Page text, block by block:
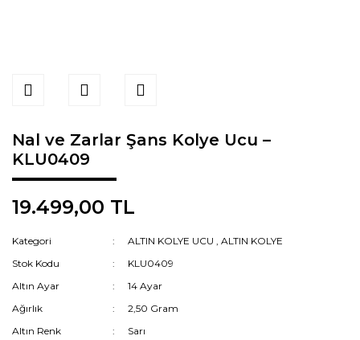
Nal ve Zarlar Şans Kolye Ucu –
KLU0409
19.499,00 TL
Kategori ALTIN KOLYE UCU ,ALTIN KOLYE
Stok Kodu
KLU0409
Altın Ayar
14 Ayar
Ağırlık
2,50 Gram
Altın Renk
Sarı